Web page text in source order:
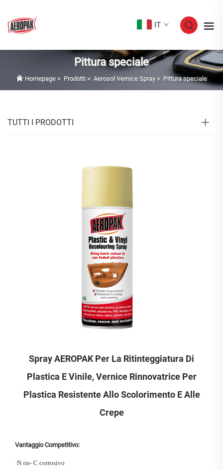
IT
Pittura speciale
Homepage > Prodotti > Aerosol Vernice Spray > Pittura speciale
TUTTI I PRODOTTI
Spray AEROPAK Per La Ritinteggiatura Di
Plastica E Vinile, Vernice Rinnovatrice Per
Plastica Resistente Allo Scolorimento E Alle
Crepe
Vantaggio Competitivo:
·N on- C corrosivo